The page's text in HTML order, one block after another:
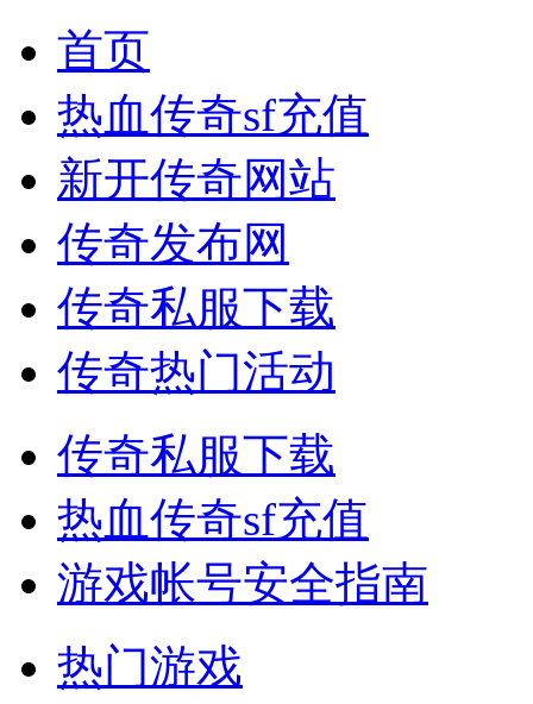
首页
热血传奇sf充值
新开传奇网站
传奇发布网
传奇私服下载
传奇热门活动
传奇私服下载
热血传奇sf充值
游戏帐号安全指南
热门游戏